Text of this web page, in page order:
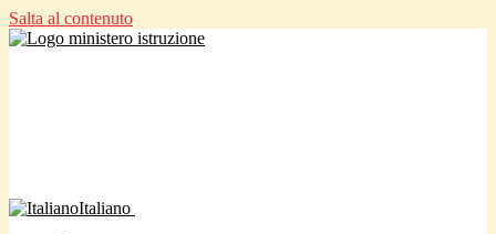
Salta al contenuto
Italiano